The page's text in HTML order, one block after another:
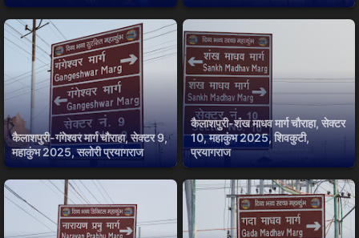
कैलाशपुरी-गंगेश्वर मार्ग चौराहा, सेक्टर 9,
महाकुंभ 2025, सलोरी प्रयागराज
कैलाशपुरी-शंख माधव मार्ग चौराहा, सेक्टर
10, महाकुंभ 2025, शिवकुटी,
प्रयागराज